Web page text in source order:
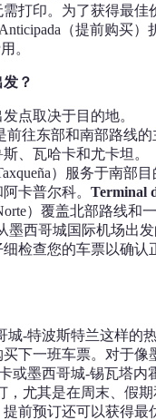
打印。为了获得最佳
（提前购买）
。
？
点取决于目的地。
前往东部和南部路线的
、瓦哈卡和尤卡坦。
）服务于南部目
卡普尔科。 Terminal
）覆盖北部路线和
墨西哥城国际机场出
检查您的车票以确认
城-特波斯特兰这样的
下一班车票。对于像
或墨西哥城-锡瓦塔内
，尤其是在周末、假期
前预订还可以获得最